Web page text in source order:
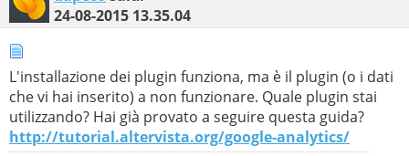
24-08-2015 13.35.04
L'installazione dei plugin funziona, ma è il plugin (o i dati
che vi hai inserito) a non funzionare. Quale plugin stai
utilizzando? Hai già provato a seguire questa guida?
http://tutorial.altervista.org/google-analytics/